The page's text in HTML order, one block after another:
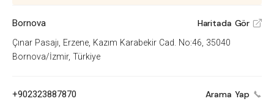
Bornova Haritada Gör V
Çınar Pasajı, Erzene, Kazım Karabekir Cad. No:46, 35040
Bornova/İzmir, Türkiye
+902323887870 Arama Yap